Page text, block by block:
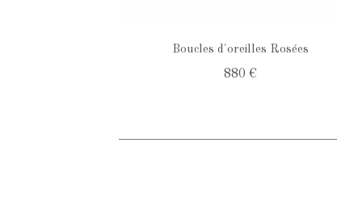
Boucles d'oreilles Rosées
880 €